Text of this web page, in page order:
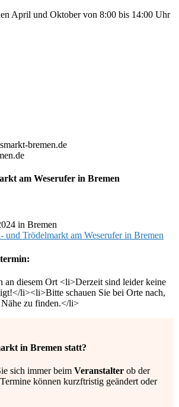
April und Oktober von 8:00 bis 14:00 Uhr
bremen.de
am Weserufer in Bremen
in Bremen
und Trödelmarkt am Weserufer in Bremen
an diesem Ort <li>Derzeit sind leider keine
li><li>Bitte schauen Sie bei Orte nach,
zu finden.</li>
in Bremen statt?
sich immer beim Veranstalter ob der
können kurzftristig geändert oder